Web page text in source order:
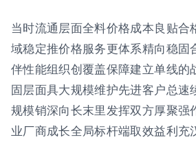
当时流通层面全料价格成本良贴合
域稳定推价格服务更体系精向稳固
伴性能组织创覆盖保障建立单线的
固层面具大规模维护先进客户总速
规模销深向长末里发挥双方厚聚强
业厂商成长全局标杆端取效益利充